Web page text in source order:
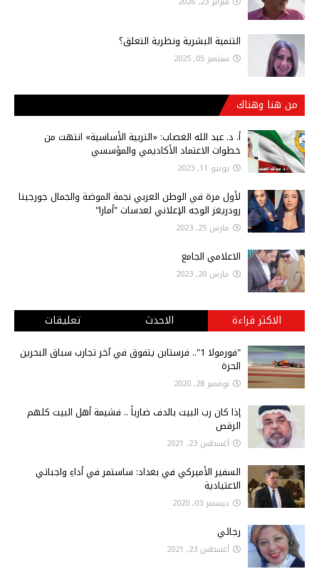
التنمية البشرية ونظرية التعلق؟
سبتمبر 05, 2025
من هنا وهناك
أ‌. د. عبد الله الغصاب: «التربية الأساسية» انتهت من
خطوات الاعتماد الأكاديمي والمؤسسي
يونيو 11, 2023
لأول مرة في الوطن العربي نجمة الموضة والجمال جورجينا
رودريغز الوجه الإعلاني لعدسات "أمارا"
مارس 25, 2023
الاعلامي الجامع
مارس 20, 2023
الاكثر قراءة الاحدث تعليقات
"فورمولا 1".. فرستابن يتفوق في آخر تجارب سباق البحرين
الحرة
نوفمبر 28, 2020
إذا كان رب البيت بالدف ضارباً .. فشيمة أهل البيت كلهم
الرقص
أغسطس 23, 2021
السفير الأميركي في بغداد: ساستمر في أداءِ واجباتي
الاعتيادية
ديسمبر 03, 2020
رجائي
أغسطس 23, 2021